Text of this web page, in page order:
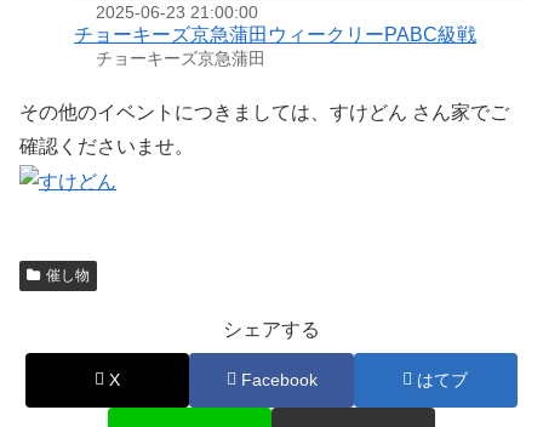
2025-06-23 21:00:00
チョーキーズ京急蒲田ウィークリーPABC級戦
チョーキーズ京急蒲田
その他のイベントにつきましては、すけどん さん家でご
確認くださいませ。
催し物
シェアする
X Facebook はてブ